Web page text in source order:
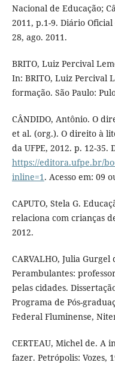
Nacional de Educação;
2011, p.1-9. Diário
28, ago. 2011.
BRITO, Luiz Percival
In: BRITO, Luiz Percival
formação. São Paulo:
CÂNDIDO, Antônio. O
et al. (org.). O direito à
da UFPE, 2012. p. 12-35.
https://editora.ufpe.br/
inline=1 . Acesso em: 09
CAPUTO, Stela G.
relaciona com crianças
2012.
CARVALHO, Julia
Perambulantes:
pelas cidades.
Programa de Pós-
Federal Fluminense,
CERTEAU, Michel de. A
fazer. Petrópolis: Vozes,